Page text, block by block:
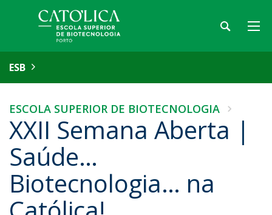
ESB
ESCOLA SUPERIOR DE BIOTECNOLOGIA
XXII Semana Aberta |
Saúde…
Biotecnologia… na